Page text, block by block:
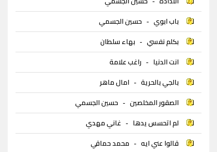
باب ابوي - حسين الجسمي
بكلم نفسي - بهاء سلطان
انت الدنيا - راغب علامة
بالجي بالحرية - امال ماهر
الصقور المخلصين - حسين الجسمي
لم اتحسس يدها - غاني مهدي
قالوا عني ايه - محمد حماقي